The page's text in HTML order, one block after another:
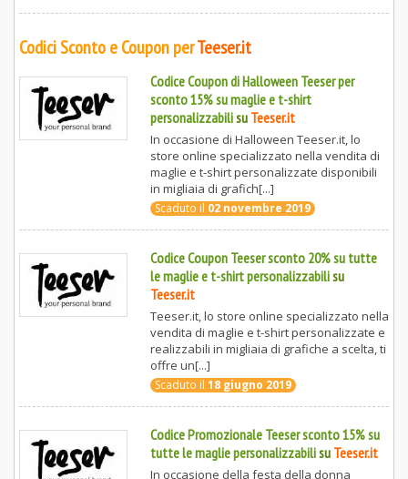
Codici Sconto e Coupon perTeeser.it
Codice Coupon di Halloween Teeser per
sconto 15% su maglie e t-shirt
personalizzabilisu Teeser.it
In occasione di Halloween Teeser.it, lo
store online specializzato nella vendita di
maglie e t-shirt personalizzate disponibili
in migliaia di grafich[...]
Scaduto il 02 novembre 2019
Codice Coupon Teeser sconto 20% su tutte
le maglie e t-shirt personalizzabilisu
Teeser.it
Teeser.it, lo store online specializzato nella
vendita di maglie e t-shirt personalizzate e
realizzabili in migliaia di grafiche a scelta, ti
offre un[...]
Scaduto il 18 giugno 2019
Codice Promozionale Teeser sconto 15% su
tutte le maglie personalizzabilisu Teeser.it
In occasione della festa della donna